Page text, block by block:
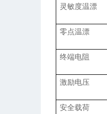
灵敏度温漂
零点温漂
终端电阻
激励电压
安全载荷